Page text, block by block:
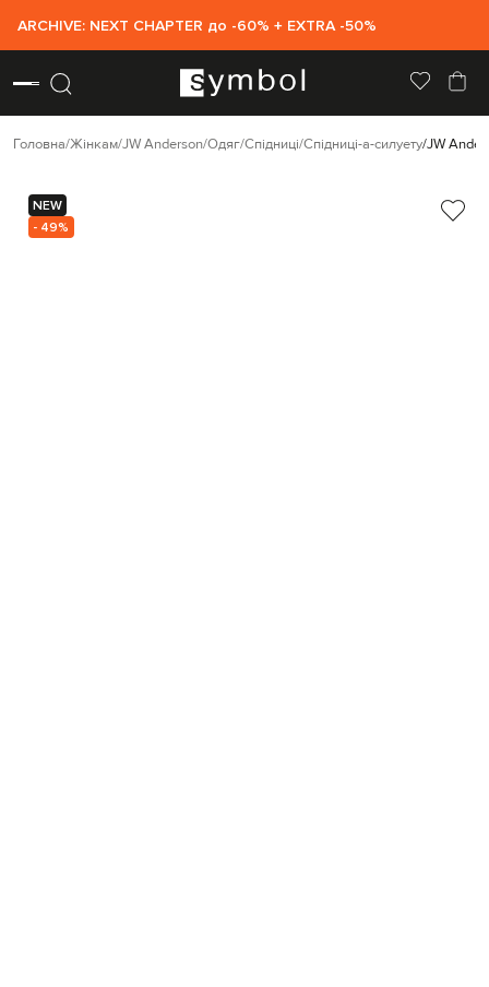
ARCHIVE: NEXT CHAPTER до -60% + EXTRA -50%
Головна Жінкам JW Anderson Одяг Спідниці Спідниці-а-силуету JW
NEW
- 49%